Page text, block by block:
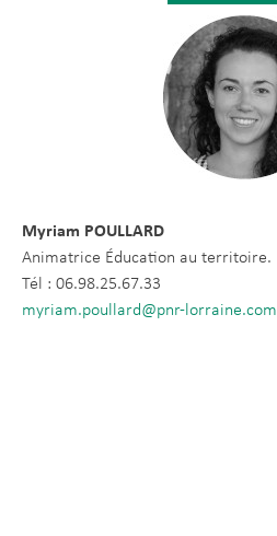
Myriam POULLARD
Animatrice Éducation au territoire.
Tél : 06.98.25.67.33
myriam.poullard@pnr-lorraine.com